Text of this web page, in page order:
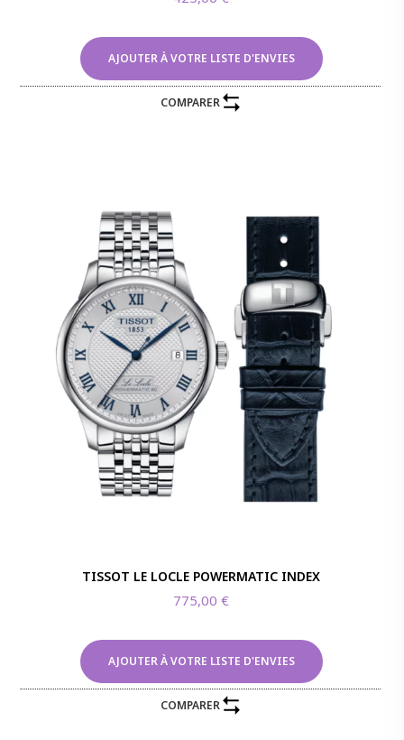
AJOUTER À VOTRE LISTE D'ENVIES
COMPARER
TISSOT LE LOCLE POWERMATIC INDEX
775,00€
AJOUTER À VOTRE LISTE D'ENVIES
COMPARER